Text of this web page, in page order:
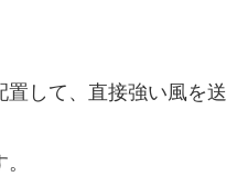
して、直接強い風を送